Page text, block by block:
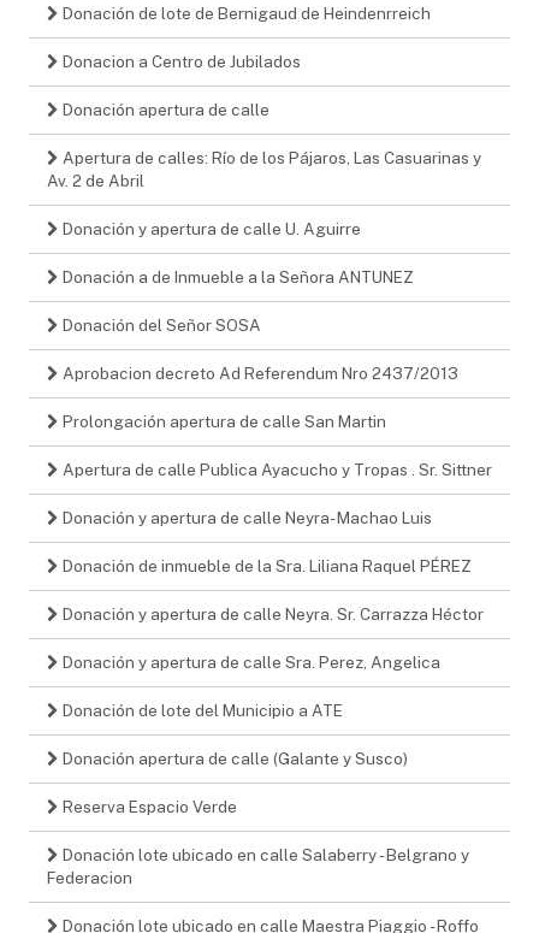
Donación de lote de Bernigaud de Heindenrreich
Donacion a Centro de Jubilados
Donación apertura de calle
Apertura de calles: Río de los Pájaros, Las Casuarinas y
Av. 2 de Abril
Donación y apertura de calle U. Aguirre
Donación a de Inmueble a la Señora ANTUNEZ
Donación del Señor SOSA
Aprobacion decreto Ad Referendum Nro 2437/2013
Prolongación apertura de calle San Martin
Apertura de calle Publica Ayacucho y Tropas . Sr. Sittner
Donación y apertura de calle Neyra- Machao Luis
Donación de inmueble de la Sra. Liliana Raquel PÉREZ
Donación y apertura de calle Neyra. Sr. Carrazza Héctor
Donación y apertura de calle Sra. Perez, Angelica
Donación de lote del Municipio a ATE
Donación apertura de calle (Galante y Susco)
Reserva Espacio Verde
Donación lote ubicado en calle Salaberry - Belgrano y
Federacion
Donación lote ubicado en calle Maestra Piaggio - Roffo